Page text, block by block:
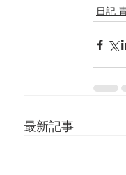
日記
最新記事